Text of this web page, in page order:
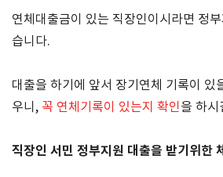
연체대출금이 있는 직장인이시라면 정
습니다.
대출을 하기에 앞서 장기연체 기록이 있
우니 , 꼭 연체기록이 있는지 확인을 하시
직장인 서민 정부지원 대출을 받기위한